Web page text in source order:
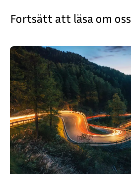
Fortsätt att läsa om oss